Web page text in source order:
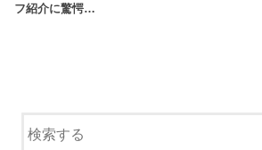
フ紹介に驚愕…